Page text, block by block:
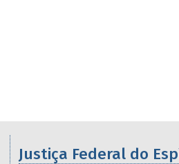
Justiça Federal do